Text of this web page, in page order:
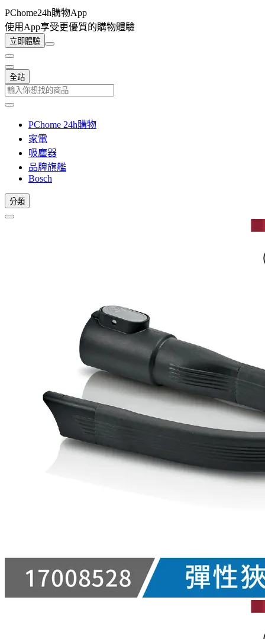
PChome24h購物App
使用App享受更優質的購物體驗
立即體驗
全站
PChome 24h購物
家電
吸塵器
品牌旗艦
Bosch
分類